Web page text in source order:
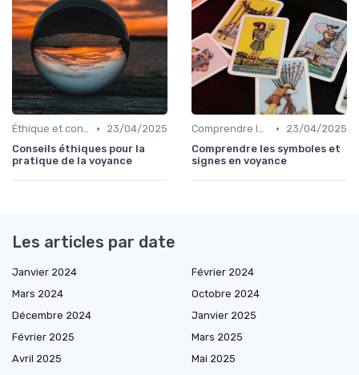
Éthique et confidentialité •
23/04/2025
Conseils éthiques pour la
pratique de la voyance
Comprendre les symboles et signes •
23/04/2025
Comprendre les symboles et
signes en voyance
Les articles par date
Janvier 2024
Février 2024
Mars 2024
Octobre 2024
Décembre 2024
Janvier 2025
Février 2025
Mars 2025
Avril 2025
Mai 2025